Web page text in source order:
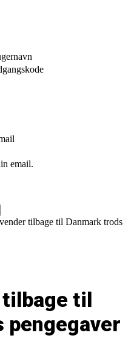
email.
tilbage til Danmark trods
til
pengegaver